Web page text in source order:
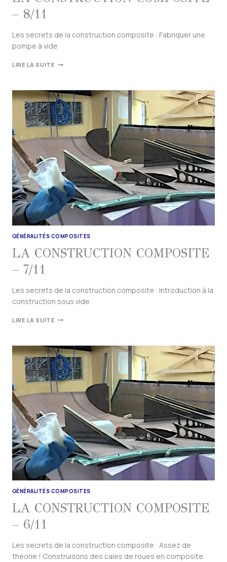
– 8/11
Les secrets de la construction composite : Fabriquer une
pompe à vide
LIRE LA SUITE
GÉNÉRALITÉS COMPOSITES
LA CONSTRUCTION COMPOSITE
– 7/11
Les secrets de la construction composite : Introduction à la
construction sous vide
LIRE LA SUITE
GÉNÉRALITÉS COMPOSITES
LA CONSTRUCTION COMPOSITE
– 6/11
Les secrets de la construction composite : Assez de
théorie ! Construisons des cales de roues en composite.